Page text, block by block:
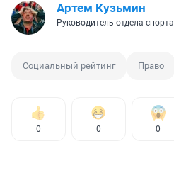
Артем Кузьмин
Руководитель отдела спорта
Социальный рейтинг Право
0 0 0